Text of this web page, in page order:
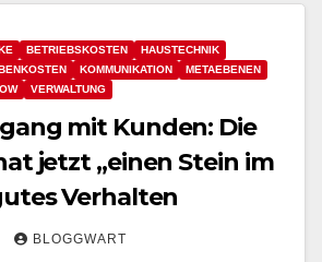
BETRIEBSKOSTEN
HAUSTECHNIK
KOMMUNIKATION
METAEBENEN
VERWALTUNG
mit Kunden: Die
jetzt „einen Stein im
Verhalten
BLOGGWART